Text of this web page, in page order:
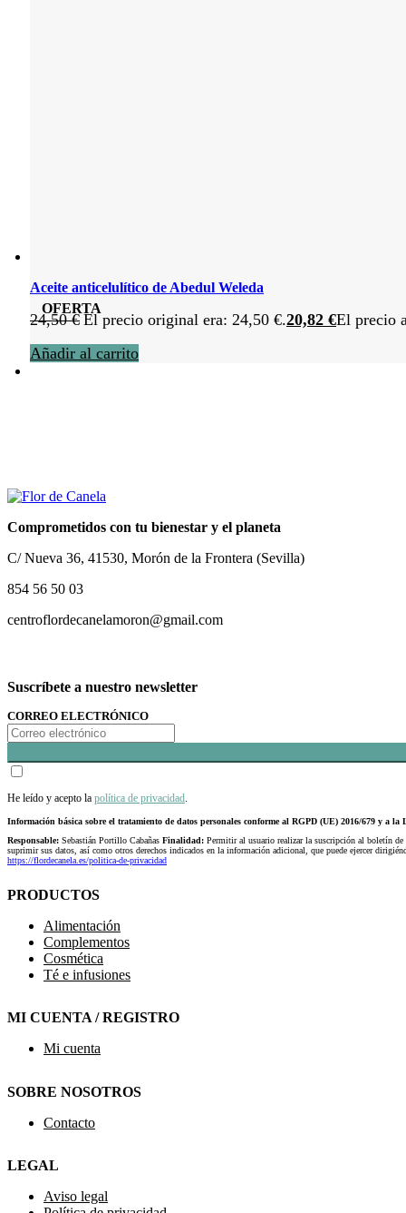
OFERTA
Aceite anticelulítico de Abedul Weleda
24,50€ El precio original era: 24,50 €.20,82 €El precio
Añadir al carrito
Comprometidos con tu bienestar y el planeta
C/ Nueva 36, 41530, Morón de la Frontera (Sevilla)
854 56 50 03
centroflordecanelamoron@gmail.com
Suscríbete a nuestro newsletter
CORREO ELECTRÓNICO
He leído y acepto la política de privacidad
Información básica sobre el tratamiento de datos personales conforme al RGPD (UE) 2016/679 y a la
Responsable: Sebastián Portillo Cabañas Finalidad: Permitir al usuario realizar la suscripción al boletín
suprimir sus datos, así como otros derechos indicados en la información adicional, que puede ejercer
https://flordecanela.es/politica-de-privacidad
PRODUCTOS
Alimentación
Complementos
Cosmética
Té e infusiones
MI CUENTA / REGISTRO
Mi cuenta
SOBRE NOSOTROS
Contacto
LEGAL
Aviso legal